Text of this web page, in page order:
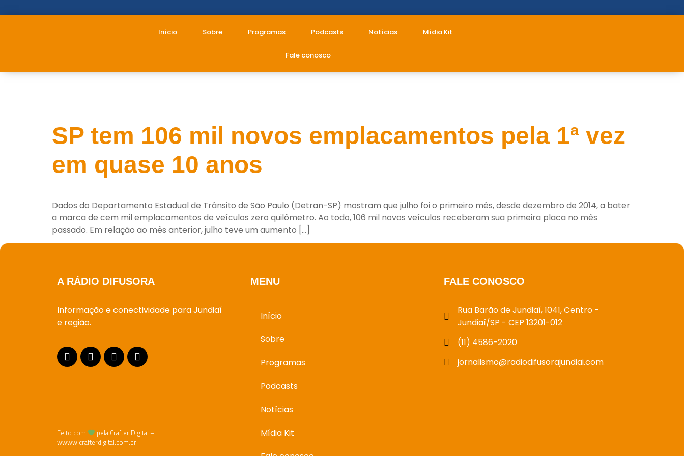
Início Sobre Programas Podcasts Notícias Mídia Kit
Fale conosco
SP tem 106 mil novos emplacamentos pela 1ª vez
em quase 10 anos
Dados do Departamento Estadual de Trânsito de São Paulo (Detran-SP) mostram que julho foi o primeiro mês, desde dezembro de 2014, a bater
a marca de cem mil emplacamentos de veículos zero quilômetro. Ao todo, 106 mil novos veículos receberam sua primeira placa no mês
passado. Em relação ao mês anterior, julho teve um aumento […]
A RÁDIO DIFUSORA
Informação e conectividade para Jundiaí
e região.
Feito com
pela Crafter Digital –
wwww.crafterdigital.com.br
MENU
Início
Sobre
Programas
Podcasts
Notícias
Mídia Kit
FALE CONOSCO
Rua Barão de Jundiaí, 1041, Centro -
Jundiaí/SP - CEP 13201-012
(11) 4586-2020
jornalismo@radiodifusorajundiai.com